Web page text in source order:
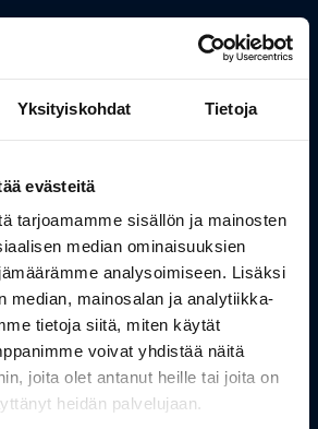
Yksityiskohdat Tietoja
evästeitä
tarjoamamme sisällön ja mainosten
median ominaisuuksien
analysoimiseen. Lisäksi
median, mainosalan ja analytiikka-
tietoja siitä, miten käytät
voivat yhdistää näitä
joita olet antanut heille tai joita on
heidän palvelujaan.
Kauppa
Työsuhdepyörä
Info
Toimitus
ja palautukset